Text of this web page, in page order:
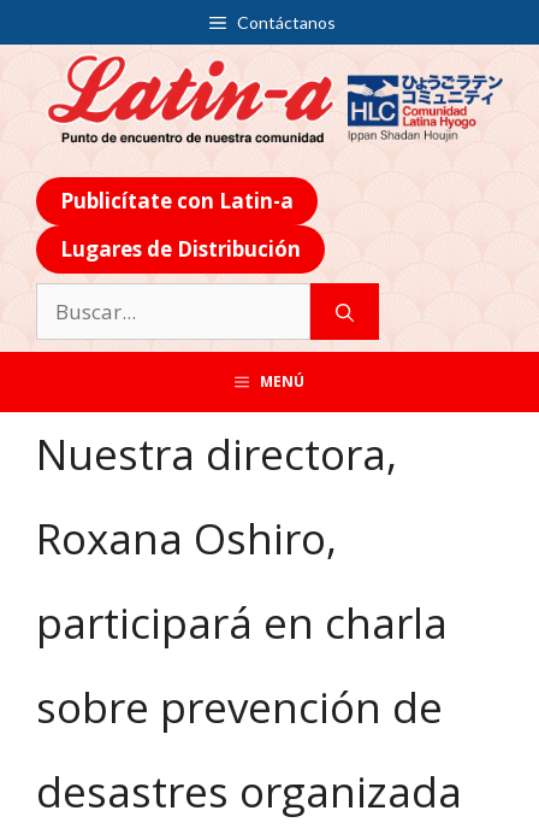
Contáctanos
Publicítate con Latin-a
Lugares de Distribución
MENÚ
Nuestra directora,
Roxana Oshiro,
participará en charla
sobre prevención de
desastres organizada